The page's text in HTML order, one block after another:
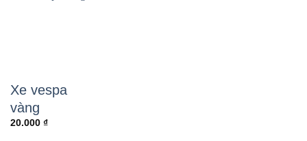
Xe vespa
vàng
20.000 ₫